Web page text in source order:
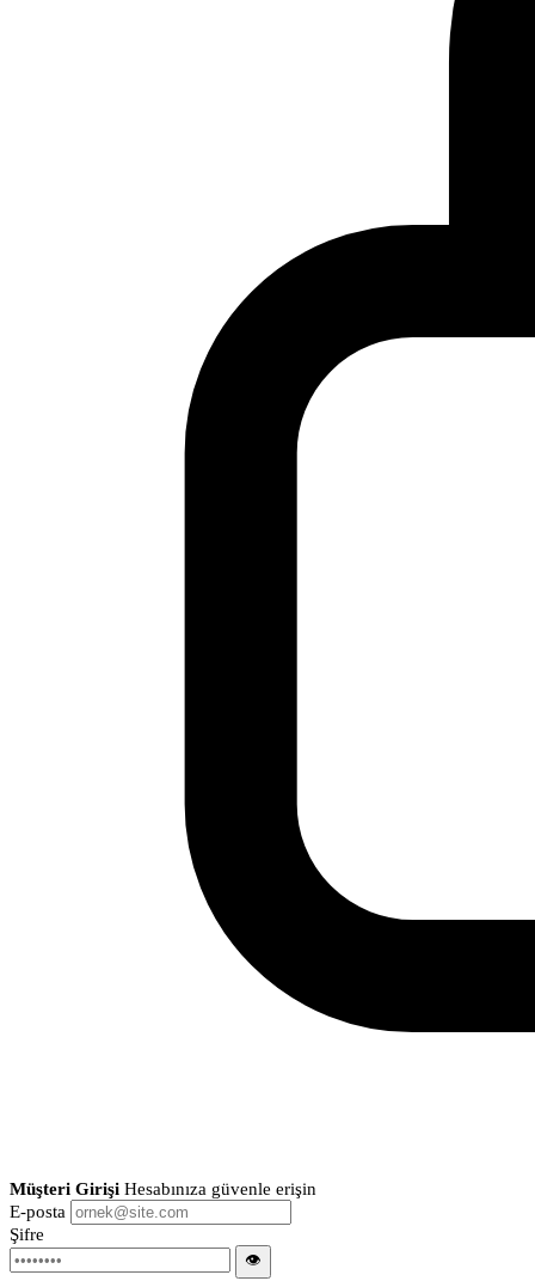
Müşteri Girişi Hesabınıza güvenle erişin
E-posta
Şifre
👁